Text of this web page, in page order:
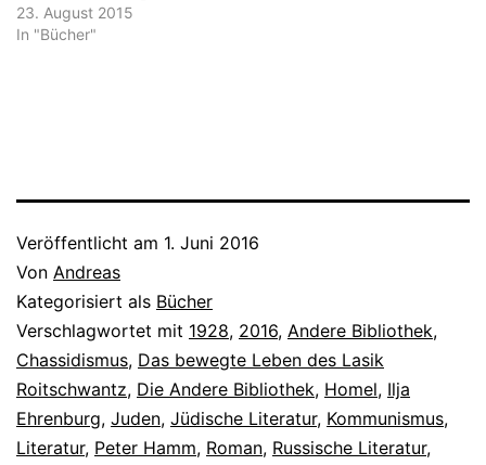
23. August 2015
In "Bücher"
Veröffentlicht am 1. Juni 2016
Von Andreas
Kategorisiert als Bücher
Verschlagwortet mit 1928, 2016, Andere Bibliothek,
Chassidismus, Das bewegte Leben des Lasik
Roitschwantz, Die Andere Bibliothek, Homel, Ilja
Ehrenburg, Juden, Jüdische Literatur, Kommunismus,
Literatur, Peter Hamm, Roman, Russische Literatur,